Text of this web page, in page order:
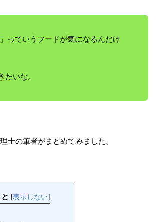
っていうフードが気になるんだけ
いな。
士の筆者がまとめてみました。
[表示しない]